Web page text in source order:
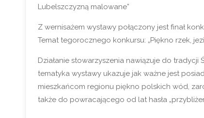
Lubelszczyzną malowane”
Z wernisażem wystawy połączony jest finał
Temat tegorocznego konkursu: „Piękno rzek,
Działanie stowarzyszenia nawiązuje do
tematyka wystawy ukazuje jak ważne jest
mieszkańcom regionu piękno polskich wód,
także do powracającego od lat hasła